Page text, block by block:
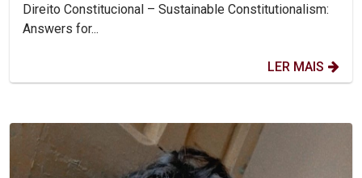
Direito Constitucional – Sustainable Constitutionalism:
Answers for...
LER MAIS